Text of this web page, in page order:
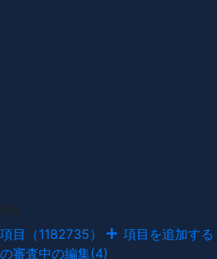
項目（1182735） 項目を追加する
の審査中の編集(4)